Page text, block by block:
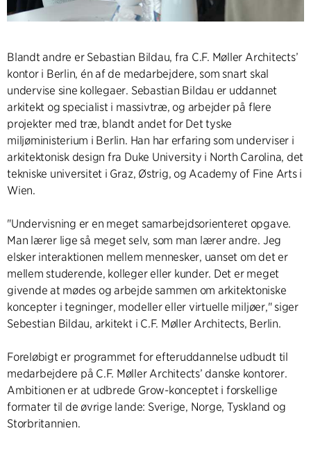
Blandt andre er Sebastian Bildau, fra C.F. Møller Architects’
kontor i Berlin, én af de medarbejdere, som snart skal
undervise sine kollegaer. Sebastian Bildau er uddannet
arkitekt og specialist i massivtræ, og arbejder på flere
projekter med træ, blandt andet for Det tyske
miljøministerium i Berlin. Han har erfaring som underviser i
arkitektonisk design fra Duke University i North Carolina, det
tekniske universitet i Graz, Østrig, og Academy of Fine Arts i
Wien.
"Undervisning er en meget samarbejdsorienteret opgave.
Man lærer lige så meget selv, som man lærer andre. Jeg
elsker interaktionen mellem mennesker, uanset om det er
mellem studerende, kolleger eller kunder. Det er meget
givende at mødes og arbejde sammen om arkitektoniske
koncepter i tegninger, modeller eller virtuelle miljøer," siger
Sebestian Bildau, arkitekt i C.F. Møller Architects, Berlin.
Foreløbigt er programmet for efteruddannelse udbudt til
medarbejdere på C.F. Møller Architects’ danske kontorer.
Ambitionen er at udbrede Grow-konceptet i forskellige
formater til de øvrige lande: Sverige, Norge, Tyskland og
Storbritannien.